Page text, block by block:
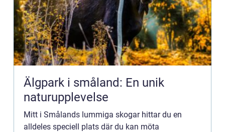
Älgpark i småland: En unik
naturupplevelse
Mitt i Smålands lummiga skogar hittar du en
alldeles speciell plats där du kan möta